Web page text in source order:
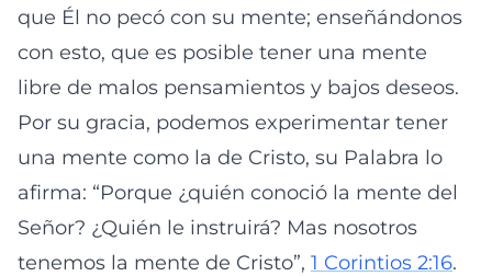
que Él no pecó con su mente; enseñándonos
con esto, que es posible tener una mente
libre de malos pensamientos y bajos deseos.
Por su gracia, podemos experimentar tener
una mente como la de Cristo, su Palabra lo
afirma: “Porque ¿quién conoció la mente del
Señor? ¿Quién le instruirá? Mas nosotros
tenemos la mente de Cristo”, 1 Corintios 2:16.